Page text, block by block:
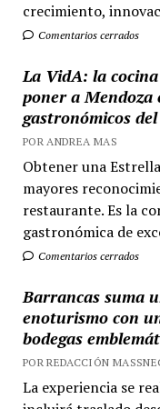
crecimiento,
Comentarios cerrados
La VidA: la
poner a Mendoza
gastronómicos
POR ANDREA MAS
Obtener una
mayores
restaurante. Es la
gastronómica de
Comentarios cerrados
Barrancas suma
enoturismo con
bodegas
POR REDACCIÓN
La experiencia se